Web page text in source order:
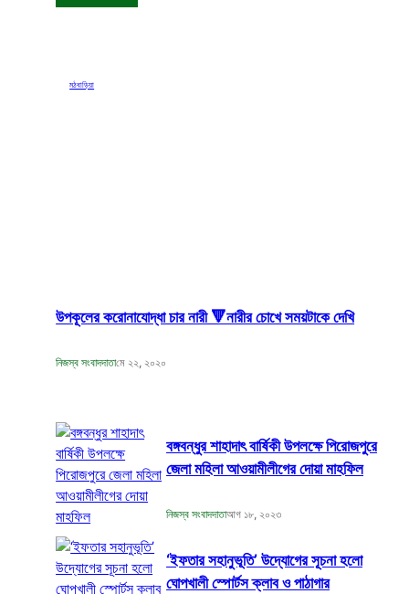
মঠবাড়িয়া
উপকূলের করোনাযোদ্ধা চার নারী 🔻নারীর চোখে সময়টাকে দেখি
নিজস্ব সংবাদদাতামে ২২, ২০২০
বঙ্গবন্ধুর শাহাদাৎ বার্ষিকী উপলক্ষে পিরোজপুরে
জেলা মহিলা আওয়ামীলীগের দোয়া মাহফিল
নিজস্ব সংবাদদাতাআগ ১৮, ২০২৩
‘ইফতার সহানুভূতি’ উদ্যোগের সূচনা হলো
ঘোপখালী স্পোর্টস ক্লাব ও পাঠাগার